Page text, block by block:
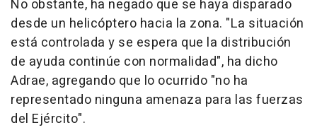
No obstante, ha negado que se haya disparado
desde un helicóptero hacia la zona. "La situación
está controlada y se espera que la distribución
de ayuda continúe con normalidad", ha dicho
Adrae, agregando que lo ocurrido "no ha
representado ninguna amenaza para las fuerzas
del Ejército".